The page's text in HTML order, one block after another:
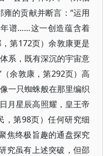
的贡献并断言：“运用
谱……这一创造蕴含着
第172页）余敦康更是
系，既有深沉的宇宙意
余敦康，第292页）高
一只蜘蛛般在那里编织
月星辰高照耀，皇王帝
，第98页）任何研究细
焦终极旨趣的通盘探究
究虽有上述突破，但邵